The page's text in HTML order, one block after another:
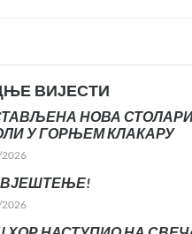
ВИЈЕСТИ
НОВА
У ГОРЊЕМ КЛАКАРУ